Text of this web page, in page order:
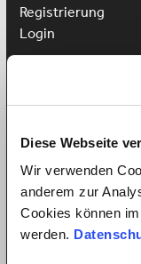
Diese Webseite
Wir verwenden
anderem zur
Cookies können
werden.
Registrierung
Login
Arbeitnehmer
Arbeitnehmer
Sprachkurs